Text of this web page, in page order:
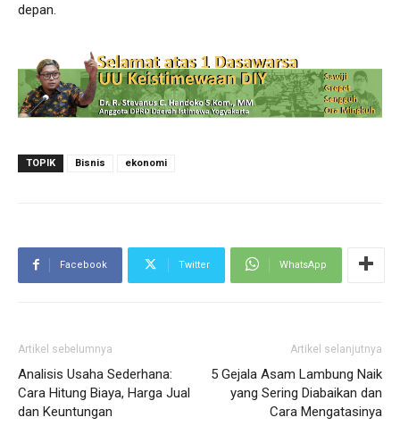
depan.
TOPIK Bisnis ekonomi
Facebook Twitter WhatsApp
Artikel sebelumnya
Analisis Usaha Sederhana:
Cara Hitung Biaya, Harga Jual
dan Keuntungan
Artikel selanjutnya
5 Gejala Asam Lambung Naik
yang Sering Diabaikan dan
Cara Mengatasinya